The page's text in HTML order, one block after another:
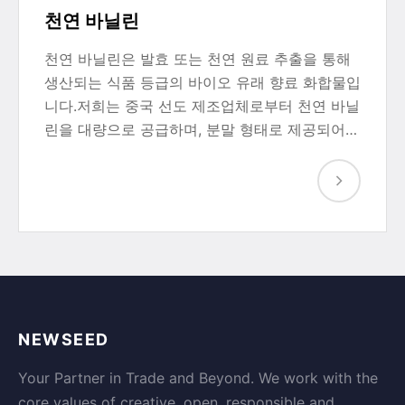
천연 바닐린
천연 바닐린은 발효 또는 천연 원료 추출을 통해
생산되는 식품 등급의 바이오 유래 향료 화합물입
니다.저희는 중국 선도 제조업체로부터 천연 바닐
린을 대량으로 공급하며, 분말 형태로 제공되어…
NEWSEED
Your Partner in Trade and Beyond. We work with the